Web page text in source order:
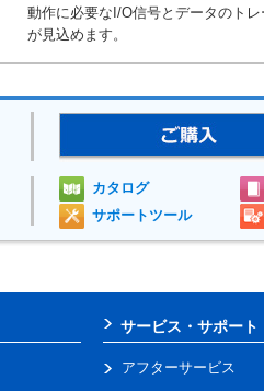
動作に必要なI/O信号とデータのト
が見込めます。
カタログ
サポートツール
サービス・サポート
アフターサービス